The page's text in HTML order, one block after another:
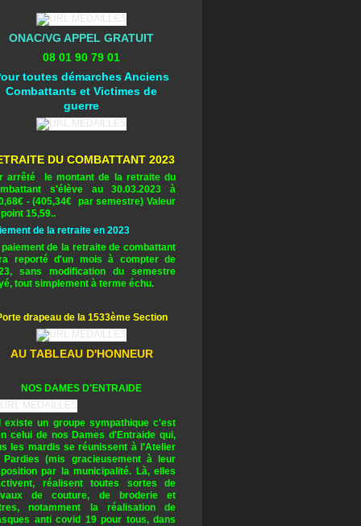
ONAC/VG APPEL GRATUIT
08 01 90 79 01
toutes démarches Anciens
Combattants et Victimes de
guerre
DU COMBATTANT 2023
arrêté le montant de la retraite du
s'élève au 30.03.2023 à
€ - (405,34€ par semestre) Valeur
15,59..
de la retraite en 2023
paiement de la retraite de combattant
reporté d'un mois à compter de
sans modification du semestre
tout simplement à terme échu.
drapeau de la 1533ème Section
AU TABLEAU D'HONNEUR
NOS DAMES D'ENTRAIDE
existe un groupe sympathique c'est
celui de nos Dames d'Entraide qui,
les mardis se réunissent à l'Atelier
Pardies (mis gracieusement à leur
par la municipalité. Là, elles
réalisent toutes sortes de
de couture, de broderie et
notamment la réalisation de
anti covid 19 pour tous, dans